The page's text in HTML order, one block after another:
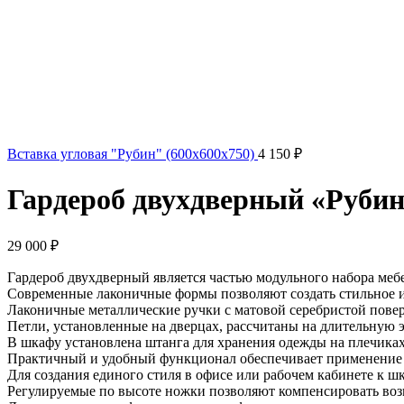
Вставка угловая "Рубин" (600x600x750) 4 150 ₽
Гардероб двухдверный
29 000 ₽
Гардероб двухдверный является частью модульного набора
Современные лаконичные формы позволяют создать стильное
Лаконичные металлические ручки с матовой серебристой
Петли, установленные на дверцах, рассчитаны на длительную
В шкафу установлена штанга для хранения одежды на
Практичный и удобный функционал обеспечивает
Для создания единого стиля в офисе или рабочем кабинете
Регулируемые по высоте ножки позволяют компенсировать